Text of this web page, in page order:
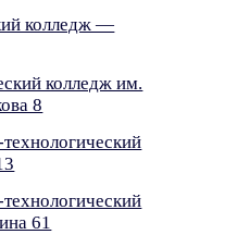
колледж —
колледж им.
8
61